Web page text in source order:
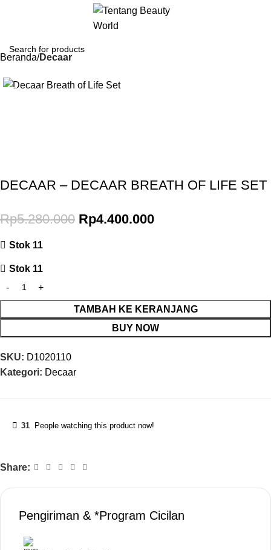
Beranda Decaar
-17%
DECAAR – DECAAR BREATH OF LIFE SET
Rp5.280.000 Rp4.400.000
Stok 11
Stok 11
TAMBAH KE KERANJANG
BUY NOW
SKU: D1020110
Kategori: Decaar
31 People watching this product now!
Share:
Pengiriman & *Program Cicilan